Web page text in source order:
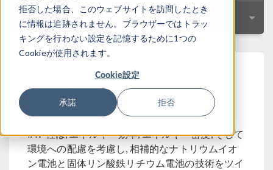
拒否した場合、このウェブサイトを訪問したとき
に情報は追跡されません。ブラウザーではトラッ
キングを行わない設定を記憶するために1つの
Cookieが使用されます。
Cookie設定
承諾 拒否
資料
ツインバッテリアプロー
チで EV 開発を推進
IAV 社は, エネルギー効率, エネルギー密度, そして
環境への配慮を考慮し, 相補的なナトリウムイオ
ン電池と固体リン酸鉄リチウム電池の技術をツイ